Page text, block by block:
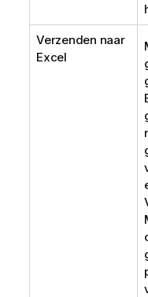
Verzenden naar
Excel